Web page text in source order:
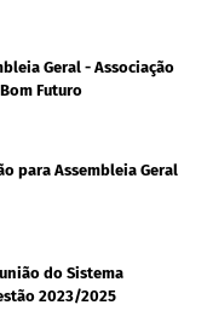
Geral - Associação
Futuro
para Assembleia Geral
do Sistema
2023/2025